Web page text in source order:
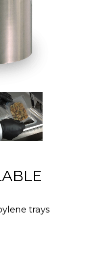
trays